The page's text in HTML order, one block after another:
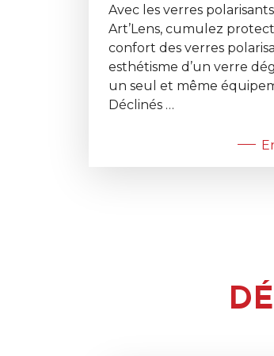
Avec les verres
Art’Lens, cumulez
confort des verres
esthétisme d’un verre
un seul et même
Déclinés …